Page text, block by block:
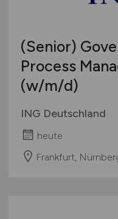
(Senior)
Process
(w/m/d)
ING Deutschland
heute
Frankfurt,